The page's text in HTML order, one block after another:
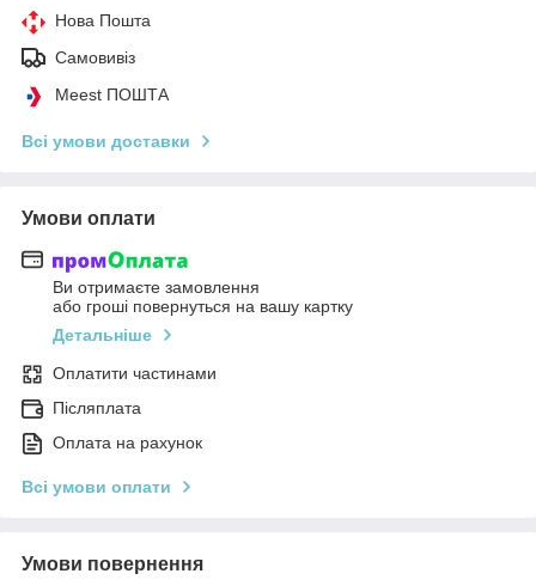
Нова Пошта
Самовивіз
Meest ПОШТА
Всі умови доставки
Умови оплати
Ви отримаєте замовлення
або гроші повернуться на вашу картку
Детальніше
Оплатити частинами
Післяплата
Оплата на рахунок
Всі умови оплати
Умови повернення